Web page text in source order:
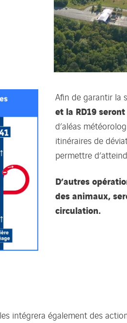
Afin de garantir la
et la RD19
d’aléas
itinéraires de
permettre
D’autres
des animaux,
circulation.
intégrera également des